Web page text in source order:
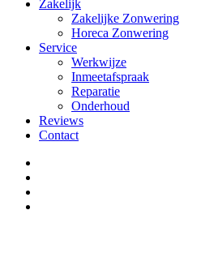
Zakelijk
Zakelijke Zonwering
Horeca Zonwering
Service
Werkwijze
Inmeetafspraak
Reparatie
Onderhoud
Reviews
Contact